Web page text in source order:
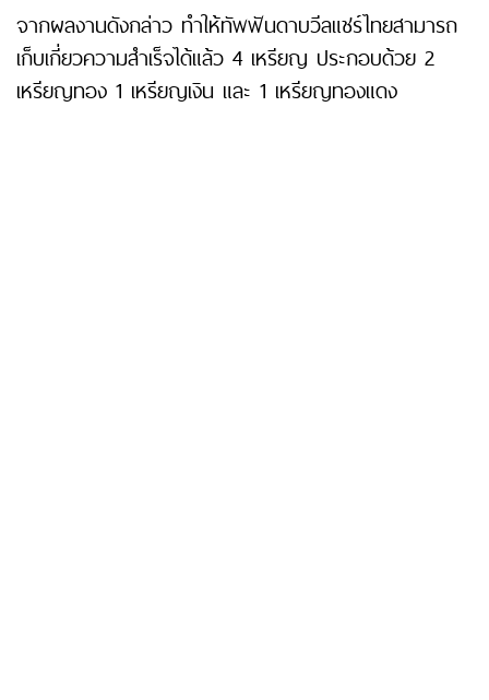
จากผลงานดังกล่าว ทำให้ทัพฟันดาบวีลแชร์ไทยสามารถ
เก็บเกี่ยวความสำเร็จได้แล้ว 4 เหรียญ ประกอบด้วย 2
เหรียญทอง 1 เหรียญเงิน และ 1 เหรียญทองแดง